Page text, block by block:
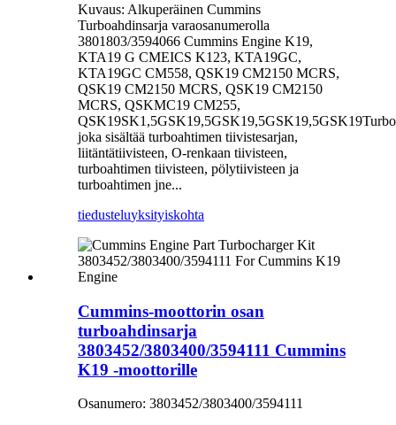
Kuvaus: Alkuperäinen Cummins
Turboahdinsarja varaosanumerolla
3801803/3594066 Cummins Engine K19,
KTA19 G CMEICS K123, KTA19GC,
KTA19GC CM558, QSK19 CM2150 MCRS,
QSK19 CM2150 MCRS, QSK19 CM2150
MCRS, QSKMC19 CM255,
joka sisältää turboahtimen tiivistesarjan,
liitäntätiivisteen, O-renkaan tiivisteen,
turboahtimen tiivisteen, pölytiivisteen ja
turboahtimen jne...
tiedusteluyksityiskohta
Cummins-moottorin osan
turboahdinsarja
3803452/3803400/3594111 Cummins
K19 -moottorille
Osanumero: 3803452/3803400/3594111